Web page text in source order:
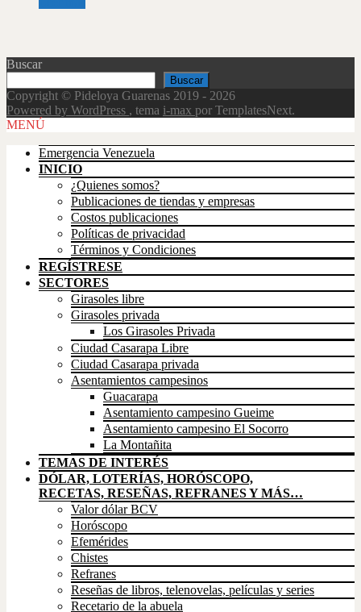
Buscar
Buscar
Copyright © Pideloya Guarenas 2019 - 2026
Powered by WordPress , tema i-max por TemplatesNext.
Scroll
MENÚ
Emergencia Venezuela
INICIO
¿Quienes somos?
Publicaciones de tiendas y empresas
Costos publicaciones
Políticas de privacidad
Términos y Condiciones
REGÍSTRESE
SECTORES
Girasoles libre
Girasoles privada
Los Girasoles Privada
Ciudad Casarapa Libre
Ciudad Casarapa privada
Asentamientos campesinos
Guacarapa
Asentamiento campesino Gueime
Asentamiento campesino El Socorro
La Montañita
TEMAS DE INTERÉS
DÓLAR, LOTERÍAS, HORÓSCOPO,
RECETAS, RESEÑAS, REFRANES Y MÁS…
Valor dólar BCV
Horóscopo
Efemérides
Chistes
Refranes
Reseñas de libros, telenovelas, películas y series
Recetario de la abuela